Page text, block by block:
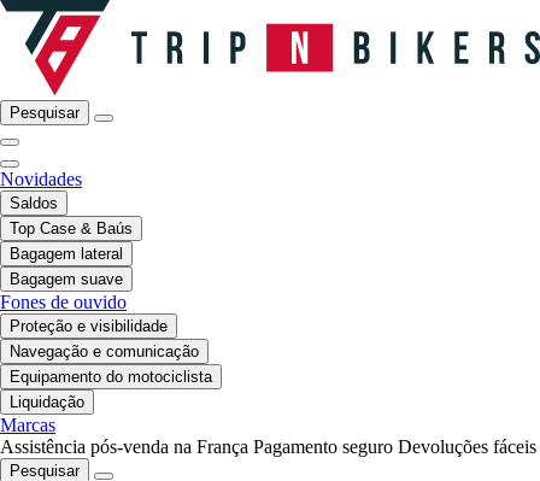
Pesquisar
Novidades
Saldos
Top Case & Baús
Bagagem lateral
Bagagem suave
Fones de ouvido
Proteção e visibilidade
Navegação e comunicação
Equipamento do motociclista
Liquidação
Marcas
Assistência pós-venda na França Pagamento seguro Devoluções fáceis
Pesquisar